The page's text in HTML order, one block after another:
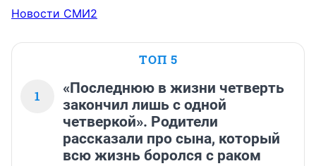
Новости СМИ2
ТОП 5
1
«Последнюю в жизни четверть
закончил лишь с одной
четверкой». Родители
рассказали про сына, который
всю жизнь боролся с раком